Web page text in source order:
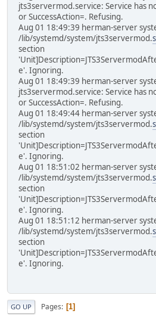
jts3servermod.service: Service has
or SuccessAction=. Refusing.
Aug 01 18:49:39 herman-server
/lib/systemd/system/jts3servermod.
section
e'. Ignoring.
Aug 01 18:49:39 herman-server
jts3servermod.service: Service has
or SuccessAction=. Refusing.
Aug 01 18:49:44 herman-server
/lib/systemd/system/jts3servermod.
section
e'. Ignoring.
Aug 01 18:51:02 herman-server
/lib/systemd/system/jts3servermod.
section
e'. Ignoring.
Aug 01 18:51:12 herman-server
/lib/systemd/system/jts3servermod.
section
e'. Ignoring.
GO UP Pages 1